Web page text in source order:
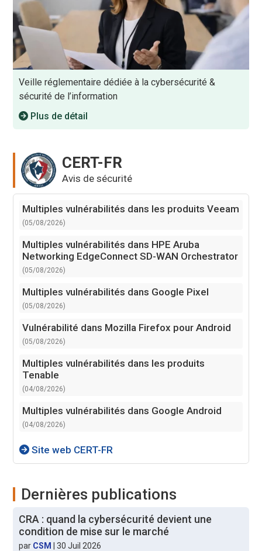
Veille réglementaire dédiée à la cybersécurité &
sécurité de l’information
Plus de détail
CERT-FR
Avis de sécurité
Multiples vulnérabilités dans les produits Veeam
(05/08/2026)
Multiples vulnérabilités dans HPE Aruba
Networking EdgeConnect SD-WAN Orchestrator
(05/08/2026)
Multiples vulnérabilités dans Google Pixel
(05/08/2026)
Vulnérabilité dans Mozilla Firefox pour Android
(05/08/2026)
Multiples vulnérabilités dans les produits
Tenable
(04/08/2026)
Multiples vulnérabilités dans Google Android
(04/08/2026)
Site web CERT-FR
Dernières publications
CRA : quand la cybersécurité devient une
condition de mise sur le marché
par CSM |30 Juil 2026